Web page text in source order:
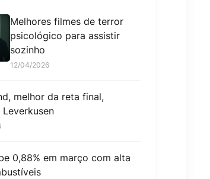
Melhores filmes de terror
psicológico para assistir
sozinho
12/04/2026
melhor da reta final,
0,88% em março com alta